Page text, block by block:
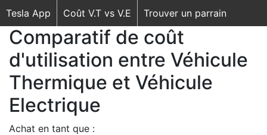
Tesla App Coût V.T vs V.E Trouver un parrain
Comparatif de coût
d'utilisation entre Véhicule
Thermique et Véhicule
Electrique
Achat en tant que :